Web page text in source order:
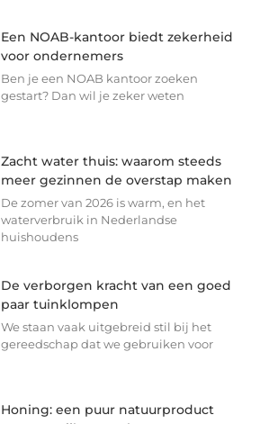
Een NOAB-kantoor biedt zekerheid
voor ondernemers
Ben je een NOAB kantoor zoeken
gestart? Dan wil je zeker weten
Zacht water thuis: waarom steeds
meer gezinnen de overstap maken
De zomer van 2026 is warm, en het
waterverbruik in Nederlandse
huishoudens
De verborgen kracht van een goed
paar tuinklompen
We staan vaak uitgebreid stil bij het
gereedschap dat we gebruiken voor
Honing: een puur natuurproduct